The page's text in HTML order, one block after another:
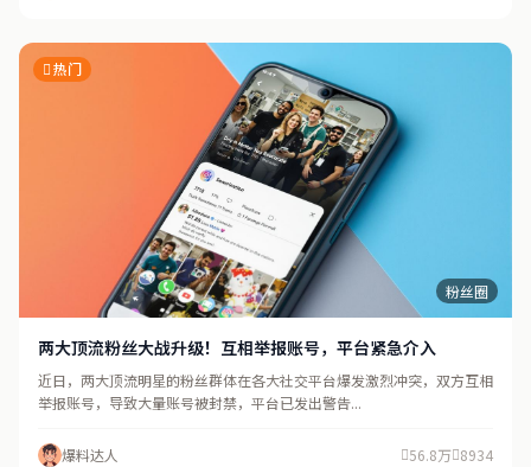
热门
粉丝圈
两大顶流粉丝大战升级！互相举报账号，平台紧急介入
近日，两大顶流明星的粉丝群体在各大社交平台爆发激烈冲突，双方互相
举报账号，导致大量账号被封禁，平台已发出警告...
爆料达人 56.8万 8934